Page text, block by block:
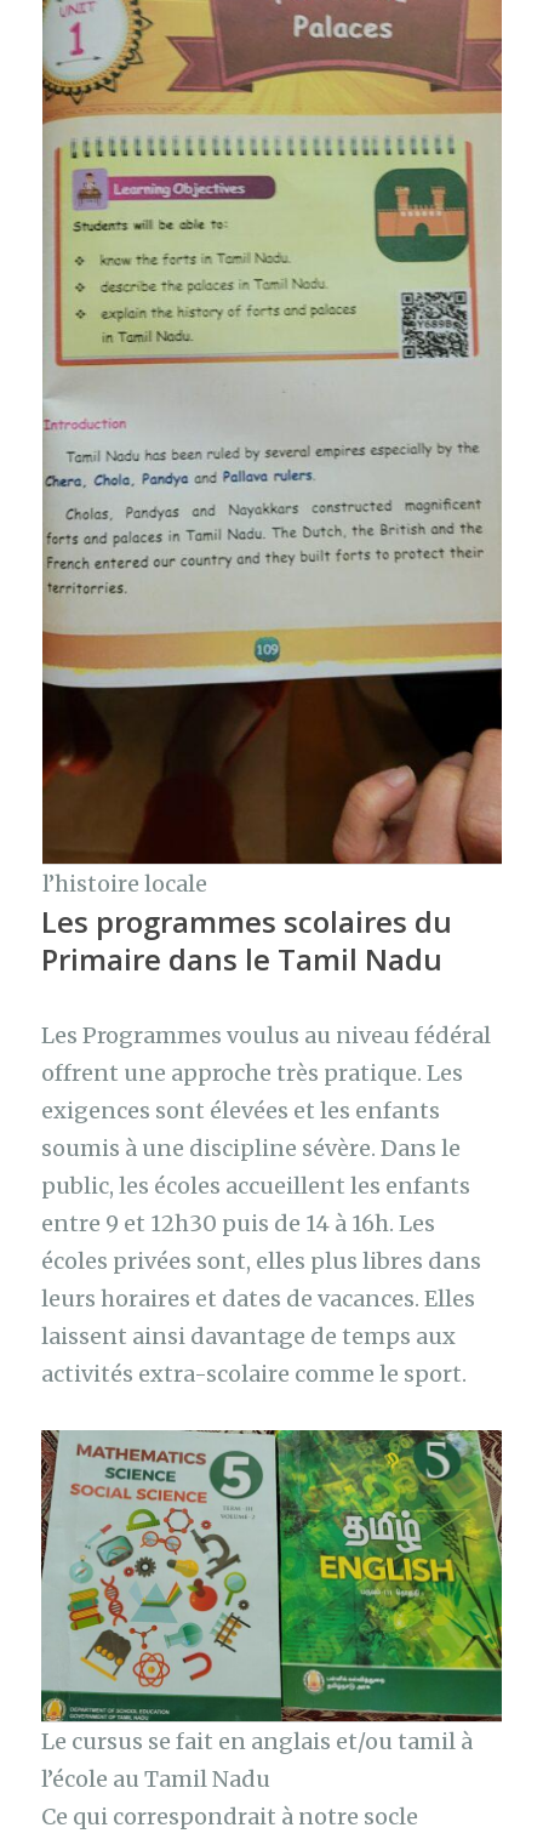
l’histoire locale
Les programmes scolaires du
Primaire dans le Tamil Nadu
Les Programmes voulus au niveau fédéral
offrent une approche très pratique. Les
exigences sont élevées et les enfants
soumis à une discipline sévère. Dans le
public, les écoles accueillent les enfants
entre 9 et 12h30 puis de 14 à 16h. Les
écoles privées sont, elles plus libres dans
leurs horaires et dates de vacances. Elles
laissent ainsi davantage de temps aux
activités extra-scolaire comme le sport.
Le cursus se fait en anglais et/ou tamil à
l’école au Tamil Nadu
Ce qui correspondrait à notre socle